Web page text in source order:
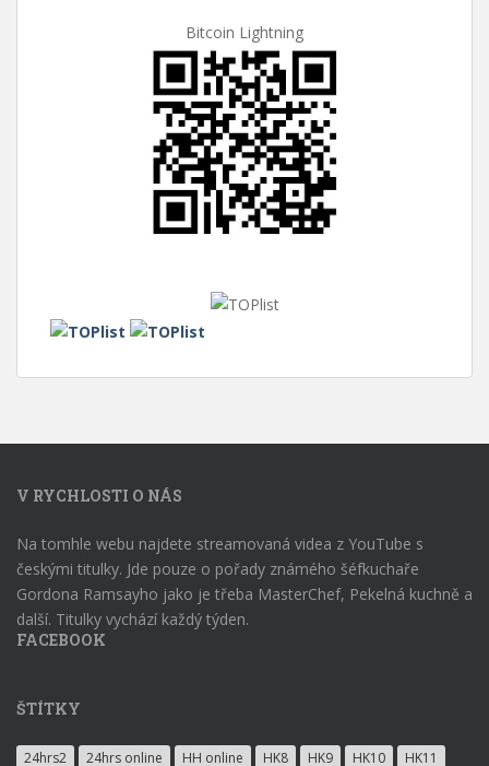
Bitcoin Lightning
V RYCHLOSTI O NÁS
Na tomhle webu najdete streamovaná videa z YouTube s
českými titulky. Jde pouze o pořady známého šéfkuchaře
Gordona Ramsayho jako je třeba MasterChef, Pekelná kuchně a
další. Titulky vychází každý týden.
FACEBOOK
ŠTÍTKY
24hrs2 24hrs online HH online HK8 HK9 HK10 HK11